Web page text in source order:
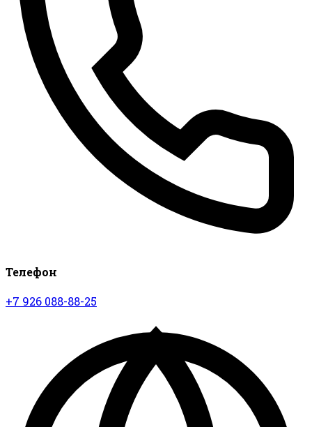
Телефон
+7 926 088-88-25